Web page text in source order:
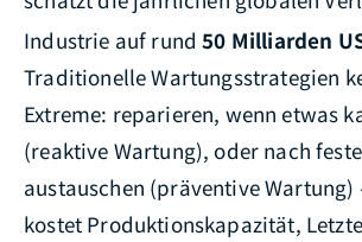
Industrie auf rund50 Milliarden
Traditionelle Wartungsstrategien
Extreme: reparieren, wenn etwas
(reaktive Wartung), oder nach
austauschen (präventive
kostet Produktionskapazität,